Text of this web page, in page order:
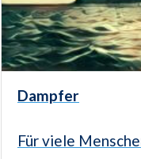
Dampfer
Für viele